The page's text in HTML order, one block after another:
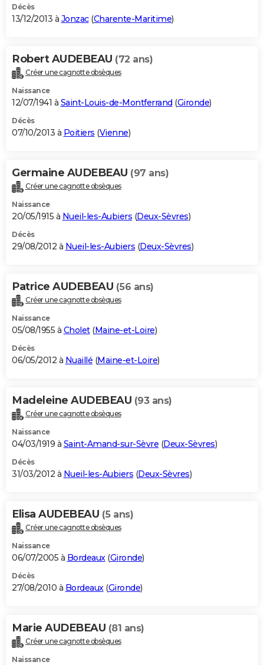
Décès
13/12/2013 à Jonzac(Charente-Maritime)
Robert AUDEBEAU (72 ans)
Créer une cagnotte obsèques
Naissance
12/07/1941 à Saint-Louis-de-Montferrand (Gironde)
Décès
07/10/2013 à Poitiers (Vienne)
Germaine AUDEBEAU (97 ans)
Créer une cagnotte obsèques
Naissance
20/05/1915 à Nueil-les-Aubiers (Deux-Sèvres)
Décès
29/08/2012 à Nueil-les-Aubiers (Deux-Sèvres)
Patrice AUDEBEAU (56 ans)
Créer une cagnotte obsèques
Naissance
05/08/1955 à Cholet(Maine-et-Loire)
Décès
06/05/2012 à Nuaillé (Maine-et-Loire)
Madeleine AUDEBEAU (93 ans)
Créer une cagnotte obsèques
Naissance
04/03/1919 à Saint-Amand-sur-Sèvre (Deux-Sèvres)
Décès
31/03/2012 à Nueil-les-Aubiers (Deux-Sèvres)
Elisa AUDEBEAU (5 ans)
Créer une cagnotte obsèques
Naissance
06/07/2005 à Bordeaux(Gironde)
Décès
27/08/2010 à Bordeaux(Gironde)
Marie AUDEBEAU (81 ans)
Créer une cagnotte obsèques
Naissance